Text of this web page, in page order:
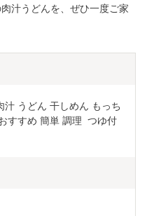
汁うどんを、ぜひ一度ご家
汁 うどん 干しめん もっち
すすめ 簡単 調理  つゆ付